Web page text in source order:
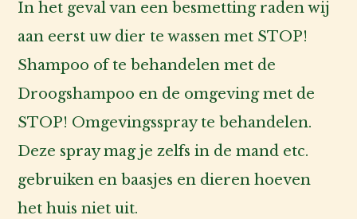
In het geval van een besmetting raden wij
aan eerst uw dier te wassen met STOP!
Shampoo of te behandelen met de
Droogshampoo en de omgeving met de
STOP! Omgevingsspray te behandelen.
Deze spray mag je zelfs in de mand etc.
gebruiken en baasjes en dieren hoeven
het huis niet uit.